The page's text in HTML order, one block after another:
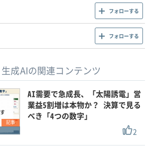
フォローする
フォローする
成AIの関連コンテンツ
記事
AI需要で急成長、「太陽誘電」営
業益5割増は本物か？ 決算で見る
べき「4つの数字」
2